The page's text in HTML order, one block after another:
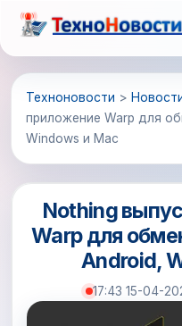
Перейти
содержимому
Техноновости >
приложение Warp для
Windows и Mac
Nothing
Warp для
Android,
17:43 15-04-